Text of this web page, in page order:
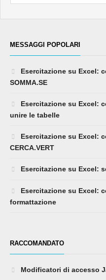
MESSAGGI POPOLARI
Esercitazione su Excel:
SOMMA.SE
Esercitazione su Excel:
unire le tabelle
Esercitazione su Excel:
CERCA.VERT
Esercitazione su Excel:
Esercitazione su Excel:
formattazione
RACCOMANDATO
Modificatori di accesso